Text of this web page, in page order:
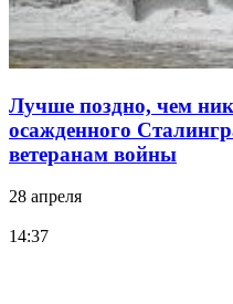
Лучше поздно, чем
осажденного
ветеранам войны
28 апреля
14:37